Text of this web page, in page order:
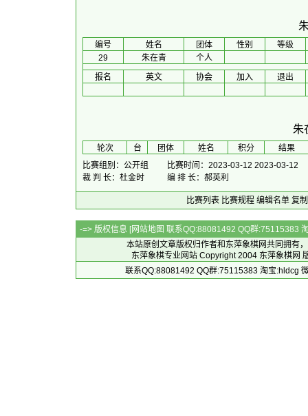
编号 姓名 团体 性别
等级
29
朱在青
个人
报名
英文 协会 加入 退出
朱
轮次 台 团体 姓名 积分
结果
比赛组别：公开组
比赛时间：2023-03-12 2023-03-12
裁 判 长：杜金时
编 排 长：郝英利
比赛列表 比赛规程 编辑名单 复
-=> 版权信息 [网站地图 联系QQ:88081492 QQ群:75115383
本站原创文章版权归作者和 东萍象棋网共同拥有
东萍象棋专业网站 Copyright 2004 东萍象棋网
联系QQ:88081492 QQ群:75115383 淘宝:hldcg